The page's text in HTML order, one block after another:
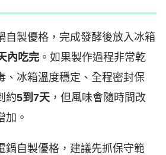
自製優格，完成發酵後放入冰箱
內吃完 。如果製作過程非常乾
、冰箱溫度穩定、全程密封保
約5到7天 ，但風味會隨時間改
加。
鍋自製優格，建議先抓保守範